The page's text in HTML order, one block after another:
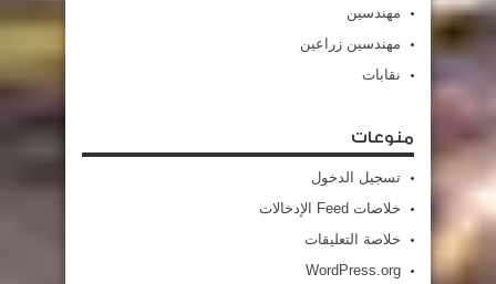
مهندسين
مهندسين زراعين
نقابات
منوعات
تسجيل الدخول
خلاصات Feed الإدخالات
خلاصة التعليقات
WordPress.org